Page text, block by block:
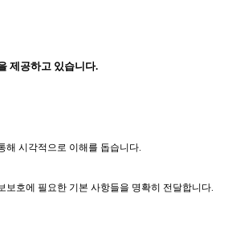
제공하고 있습니다.
해 시각적으로 이해를 돕습니다.
호에 필요한 기본 사항들을 명확히 전달합니다.